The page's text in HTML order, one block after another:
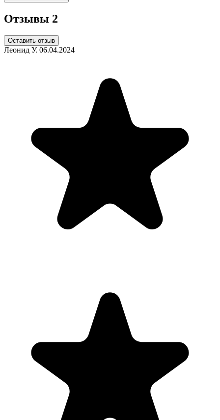
Отзывы 2
Оставить отзыв
Леонид У. 06.04.2024